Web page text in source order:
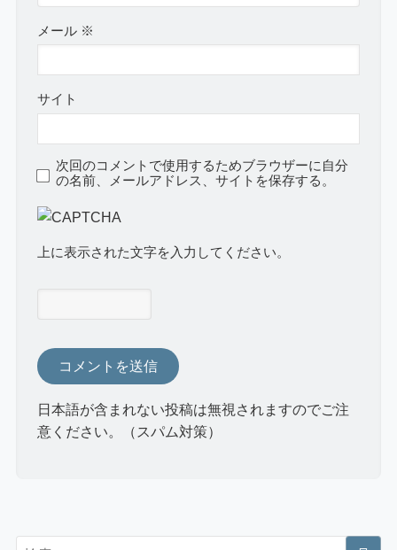
メール ※
サイト
次回のコメントで使用するためブラウザーに自分
の名前、メールアドレス、サイトを保存する。
上に表示された文字を入力してください。
日本語が含まれない投稿は無視されますのでご注
意ください。（スパム対策）